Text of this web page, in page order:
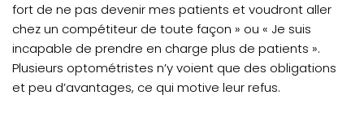
fort de ne pas devenir mes patients et voudront aller
chez un compétiteur de toute façon » ou « Je suis
incapable de prendre en charge plus de patients ».
Plusieurs optométristes n’y voient que des obligations
et peu d’avantages, ce qui motive leur refus.